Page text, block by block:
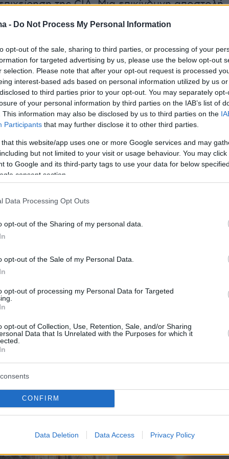
- Do Not Process My Personal Information
opt-out of the sale, sharing to third parties, or processing of your
for targeted advertising by us, please use the below opt-out
selection. Please note that after your opt-out request is processed
interest-based ads based on personal information utilized by us
to third parties prior to your opt-out. You may separately
of your personal information by third parties on the IAB’s list of
This information may also be disclosed by us to third parties on the
Participants that may further disclose it to other third parties.
that this website/app uses one or more Google services and may
but not limited to your visit or usage behaviour. You may
to Google and its third-party tags to use your data for below
consent section.
Data Processing Opt Outs
opt-out of the Sharing of my personal data.
opt-out of the Sale of my Personal Data.
opt-out of processing my Personal Data for Targeted
opt-out of Collection, Use, Retention, Sale, and/or Sharing
Data that Is Unrelated with the Purposes for which it
CONFIRM
Data Deletion Data Access Privacy Policy
της CIA. Μια επικίνδυνη αποστολή,
ότι συντόνισε ο
Μαρκ Πολυμερόπουλος
Ασία.
μας συνομιλία λίγο πριν κλείσουμε το
ρώτησα για την υπόθεση με τον Όλεγκ
την επιχείρηση φυγάδευσης πριν από
μπορώ να πω τίποτε γι’ αυτό που με
κάνω ένα σχόλιο» είπε αυτός ο ικανότατος
πράκτορας.
λόγια από ένα
θέση και ήταν επιφορτισμένος με το να
την πορεία όλων των απόρρητων αποστολών
και ανθρώπους από τον χώρο των
ήταν η επιχείρηση για την φυγάδευση
που έγινε αρχικά γνωστή από το CNN και
Times τον Ιούνιο του 2017.